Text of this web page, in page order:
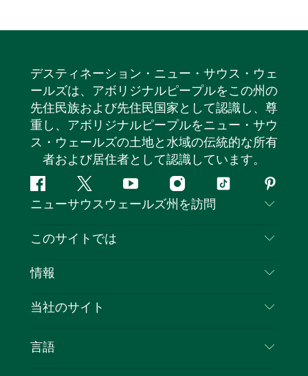
デスティネーション・ニュー・サウス・ウェ
ールズは、アボリジナルピープルをこの州の
先住民族および先住民国家として認識し、尊
重し、アボリジナルピープルをニュー・サウ
ス・ウェールズの土地と水域の伝統的な所有
者および居住者として認識しています。
フ
ェ
ス
ッ
ツ
イ
タ
ユ
ー
イ
ン
テ
ピ
ン
レ
ト
ニューサウスウェールズ州を訪問
お問い合わせ
クッキーに関する通知
このサイトでは
目的地
イベント
情報
旅行情報
NSWでのビジネス
当社のサイト
言語